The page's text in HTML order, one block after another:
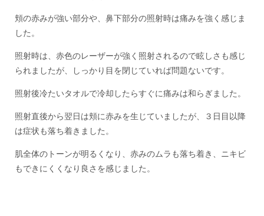
頬の赤みが強い部分や、鼻下部分の照射時は痛みを強く感じま
した。
照射時は、赤色のレーザーが強く照射されるので眩しさも感じ
られましたが、しっかり目を閉じていれば問題ないです。
照射後冷たいタオルで冷却したらすぐに痛みは和らぎました。
照射直後から翌日は頬に赤みを生じていましたが、３日目以降
は症状も落ち着きました。
肌全体のトーンが明るくなり、赤みのムラも落ち着き、ニキビ
もできにくくなり良さを感じました。